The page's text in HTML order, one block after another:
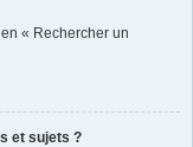
« Rechercher un
et sujets ?